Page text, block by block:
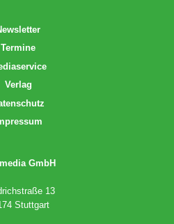
Termine
Verlag
GmbH
13
Stuttgart